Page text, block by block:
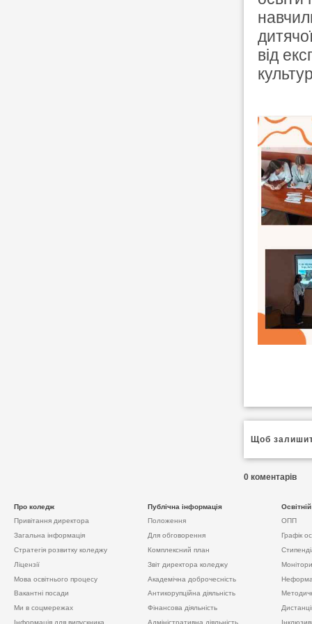
від
Щоб
0 коментарiв
Про коледж
Привiтання директора
Загальна інформація
Стратегія розвитку коледжу
Ліцензії
Мова освітнього процесу
Вакантні посади
Ми в соцмережах
Інформація для випускника
Публічна інформація
Положення
Для обговорення
Комплексний план
Звіт директора коледжу
Академічна доброчесність
Антикорупційна діяльність
Фінансова діяльність
Адміністративна діяльність
ОПП
Графік